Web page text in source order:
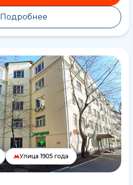
Подробнее
Улица 1905 года